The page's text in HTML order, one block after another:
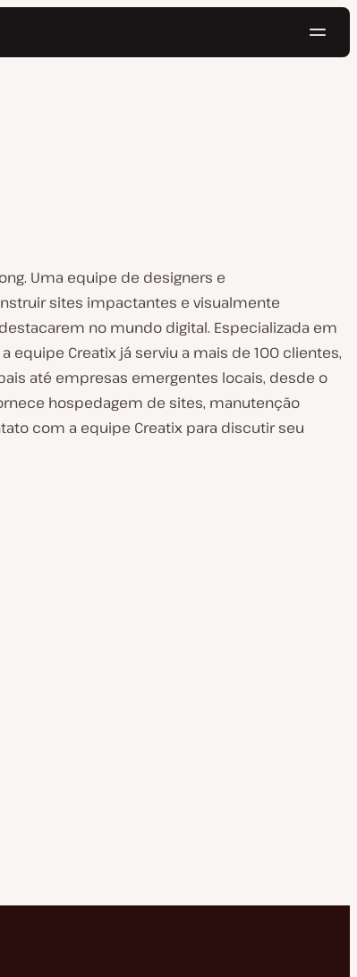
Uma equipe de designers e
sites impactantes e visualmente
no mundo digital. Especializada em
equipe Creatix já serviu a mais de 100 clientes,
até empresas emergentes locais, desde o
hospedagem de sites, manutenção
com a equipe Creatix para discutir seu